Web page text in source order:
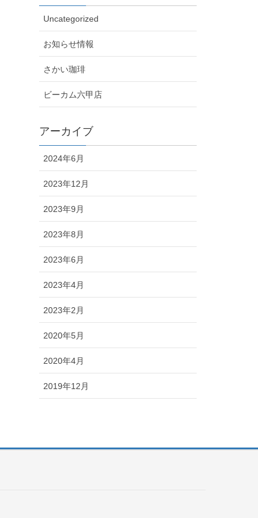
Uncategorized
お知らせ情報
さかい珈琲
ビーカム六甲店
アーカイブ
2024年6月
2023年12月
2023年9月
2023年8月
2023年6月
2023年4月
2023年2月
2020年5月
2020年4月
2019年12月